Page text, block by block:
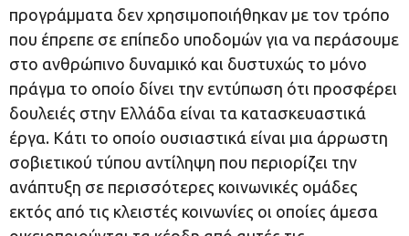
προγράμματα δεν χρησιμοποιήθηκαν με τον τρόπο
που έπρεπε σε επίπεδο υποδομών για να περάσουμε
στο ανθρώπινο δυναμικό και δυστυχώς το μόνο
πράγμα το οποίο δίνει την εντύπωση ότι προσφέρει
δουλειές στην Ελλάδα είναι τα κατασκευαστικά
έργα. Κάτι το οποίο ουσιαστικά είναι μια άρρωστη
σοβιετικού τύπου αντίληψη που περιορίζει την
ανάπτυξη σε περισσότερες κοινωνικές ομάδες
εκτός από τις κλειστές κοινωνίες οι οποίες άμεσα